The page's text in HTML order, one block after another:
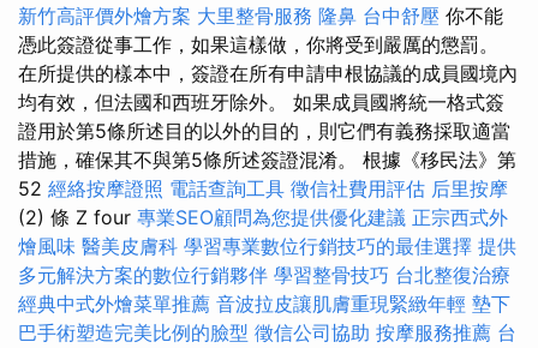
新竹高評價外燴方案 大里整骨服務 隆鼻 台中舒壓 你不能
憑此簽證從事工作，如果這樣做，你將受到嚴厲的懲罰。
在所提供的樣本中，簽證在所有申請申根協議的成員國境內
均有效，但法國和西班牙除外。 如果成員國將統一格式簽
證用於第5條所述目的以外的目的，則它們有義務採取適當
措施，確保其不與第5條所述簽證混淆。 根據《移民法》第
52 經絡按摩證照 電話查詢工具 徵信社費用評估 后里按摩
(2) 條 Z four 專業SEO顧問為您提供優化建議 正宗西式外
燴風味 醫美皮膚科 學習專業數位行銷技巧的最佳選擇 提供
多元解決方案的數位行銷夥伴 學習整骨技巧 台北整復治療
經典中式外燴菜單推薦 音波拉皮讓肌膚重現緊緻年輕 墊下
巴手術塑造完美比例的臉型 徵信公司協助 按摩服務推薦 台